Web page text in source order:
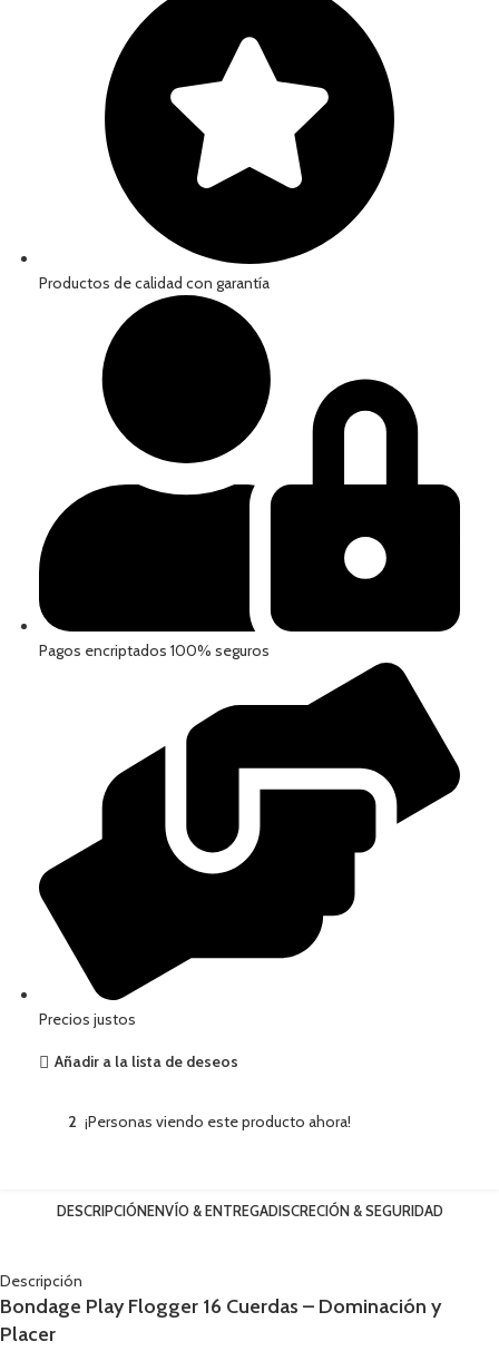
Productos de calidad con garantía
Pagos encriptados 100% seguros
Precios justos
Añadir a la lista de deseos
2 ¡Personas viendo este producto ahora!
DESCRIPCIÓNENVÍO & ENTREGADISCRECIÓN & SEGURIDAD
Descripción
Bondage Play Flogger 16 Cuerdas – Dominación y
Placer